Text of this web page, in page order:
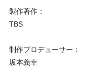
製作著作：
TBS
制作プロデューサー：
坂本義幸